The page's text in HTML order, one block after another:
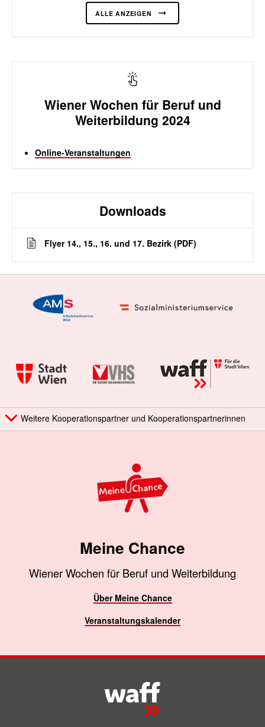
ALLE ANZEIGEN
Wiener Wochen für Beruf und
Weiterbildung 2024
Online-Veranstaltungen
Downloads
Flyer 14., 15., 16. und 17. Bezirk (PDF)
Weitere Kooperationspartner und Kooperationspartnerinnen
Meine Chance
Wiener Wochen für Beruf und Weiterbildung
Über Meine Chance
Veranstaltungskalender